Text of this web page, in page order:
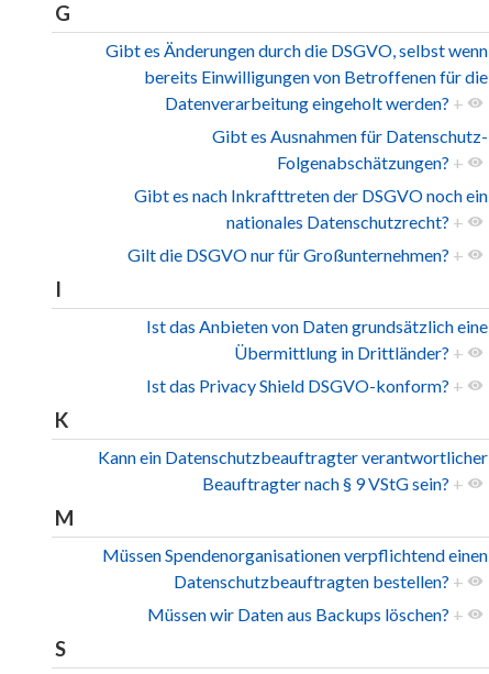
G
Gibt es Änderungen durch die DSGVO, selbst wenn
bereits Einwilligungen von Betroffenen für die
Datenverarbeitung eingeholt werden? +
Gibt es Ausnahmen für Datenschutz-
Folgenabschätzungen? +
Gibt es nach Inkrafttreten der DSGVO noch ein
nationales Datenschutzrecht? +
Gilt die DSGVO nur für Großunternehmen? +
I
Ist das Anbieten von Daten grundsätzlich eine
Übermittlung in Drittländer? +
Ist das Privacy Shield DSGVO-konform? +
K
Kann ein Datenschutzbeauftragter verantwortlicher
Beauftragter nach § 9 VStG sein? +
M
Müssen Spendenorganisationen verpflichtend einen
Datenschutzbeauftragten bestellen? +
Müssen wir Daten aus Backups löschen? +
S